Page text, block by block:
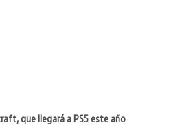
que llegará a PS5 este año